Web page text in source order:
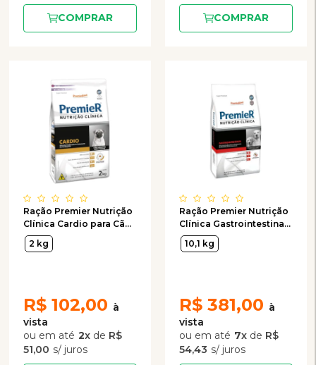
COMPRAR COMPRAR
Ração Premier Nutrição
Clínica Cardio para Cães
de Porte Pequeno 2kg
2 kg
R$ 102,00
2x de R$
51,00
Ração Premier Nutrição
Clínica Gastrointestinal
Cães Raças Médio e
Grande
10,1 kg
R$ 381,00
7x de R$
54,43